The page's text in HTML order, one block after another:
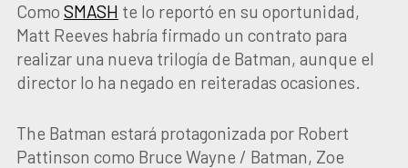
Como SMASH te lo reportó en su oportunidad,
Matt Reeves habría firmado un contrato para
realizar una nueva trilogía de Batman, aunque el
director lo ha negado en reiteradas ocasiones.
The Batman estará protagonizada por Robert
Pattinson como Bruce Wayne / Batman, Zoe